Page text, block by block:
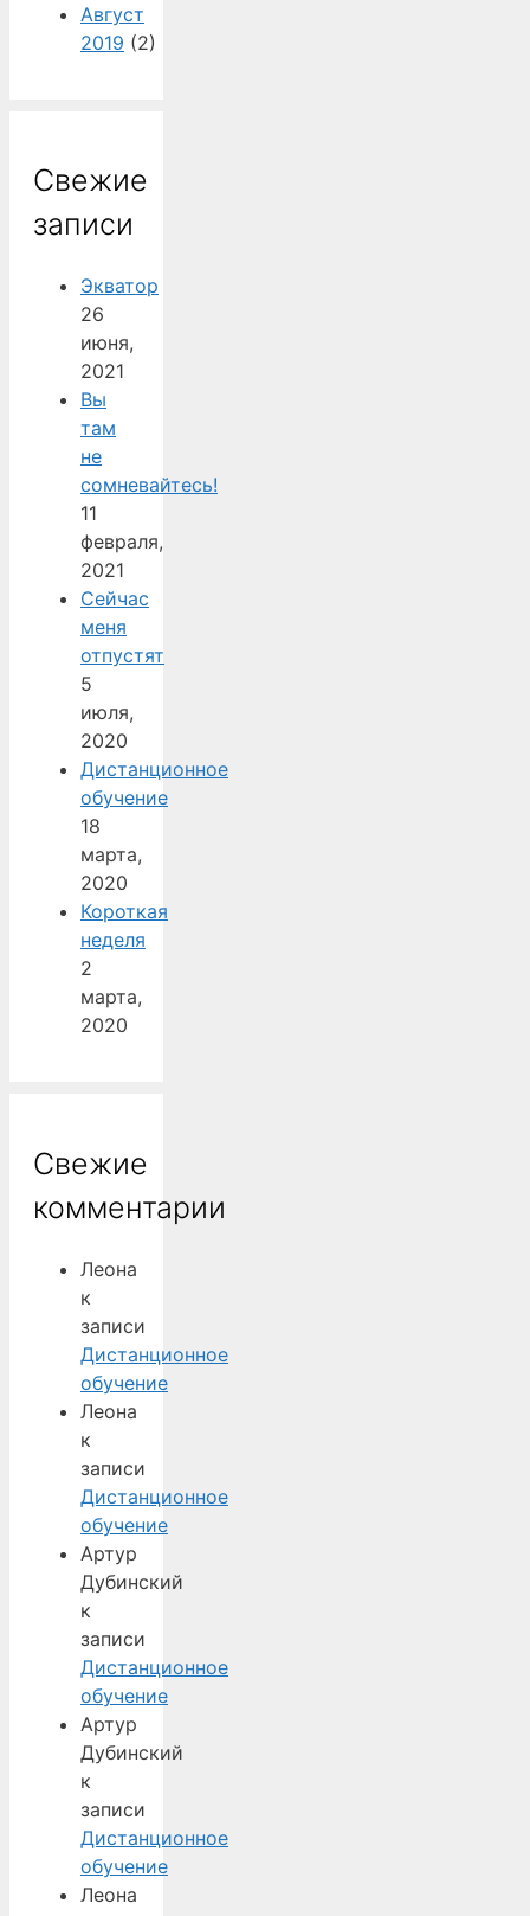
Август
2019 (2)
Свежие
записи
Экватор
26
июня,
2021
Вы
там
не
сомневайтесь!
11
февраля,
2021
Сейчас
меня
отпустят
5
июля,
2020
Дистанционное
обучение
18
марта,
2020
Короткая
неделя
2
марта,
2020
Свежие
комментарии
Леона
к
записи
Дистанционное
обучение
Леона
к
записи
Дистанционное
обучение
Артур
Дубинский
к
записи
Дистанционное
обучение
Артур
Дубинский
к
записи
Дистанционное
обучение
Леона